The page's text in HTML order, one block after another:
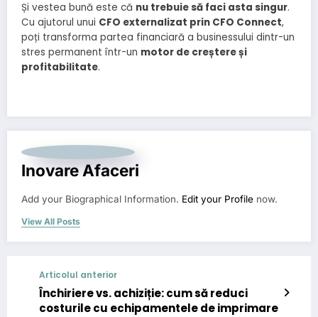
Și vestea bună este că nu trebuie să faci asta singur.
Cu ajutorul unui CFO externalizat prin CFO Connect,
poți transforma partea financiară a businessului dintr-un
stres permanent într-un motor de creștere și
profitabilitate.
Inovare Afaceri
Add your Biographical Information. Edit your Profile now.
View All Posts
Articolul anterior
Închiriere vs. achiziție: cum să reduci
costurile cu echipamentele de imprimare